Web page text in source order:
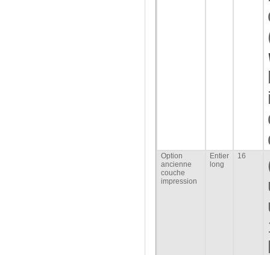
Option
ancienne
couche
impression
Entier
long
16